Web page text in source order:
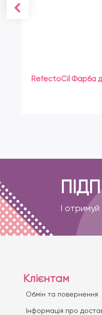
RefectoCil Фарба
І
Клієнтам
Обмін та повернення
Iнформація про